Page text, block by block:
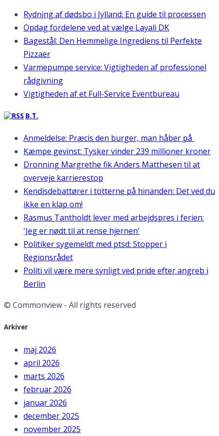
Rydning af dødsbo i Jylland: En guide til processen
Opdag fordelene ved at vælge Layali DK
Bagestål: Den Hemmelige Ingrediens til Perfekte
Pizzaer
Varmepumpe service: Vigtigheden af professionel
rådgivning
Vigtigheden af et Full-Service Eventbureau
B.T.
Anmeldelse: Præcis den burger, man håber på
Kæmpe gevinst: Tysker vinder 239 millioner kroner
Dronning Margrethe fik Anders Matthesen til at
overveje karrierestop
Kendisdebattører i totterne på hinanden: Det ved du
ikke en klap om!
Rasmus Tantholdt lever med arbejdspres i ferien:
'Jeg er nødt til at rense hjernen'
Politiker sygemeldt med ptsd: Stopper i
Regionsrådet
Politi vil være mere synligt ved pride efter angreb i
Berlin
© Commonview - All rights reserved
Arkiver
maj 2026
april 2026
marts 2026
februar 2026
januar 2026
december 2025
november 2025